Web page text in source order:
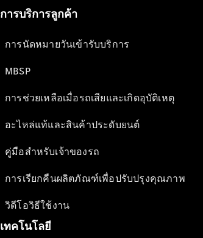
การบริการลูกค้า
การนัดหมายวันเข้ารับบริการ
MBSP
การช่วยเหลือเมื่อรถเสียและเกิดอุบัติเหตุ
อะไหล่แท้และสินค้าประดับยนต์
คู่มือสำหรับเจ้าของรถ
การเรียกคืนผลิตภัณฑ์เพื่อปรับปรุงคุณภาพ
วิดีโอวิธีใช้งาน
เทคโนโลยี